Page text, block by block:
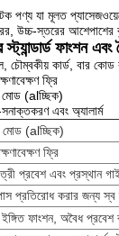
টেক পণ্য যা মূলত
উচ্চ-স্তরের
ফাংশন এবং
কার্ড, বার কোড
ফ্রি
(alচ্ছিক)
এবং অ্যালার্ম
(alচ্ছিক)
ফ্রি
প্রবেশ এবং প্রস্থান
প্রতিরোধ করার জন্য স্ব
ফাংশন, অবৈধ প্রবেশ